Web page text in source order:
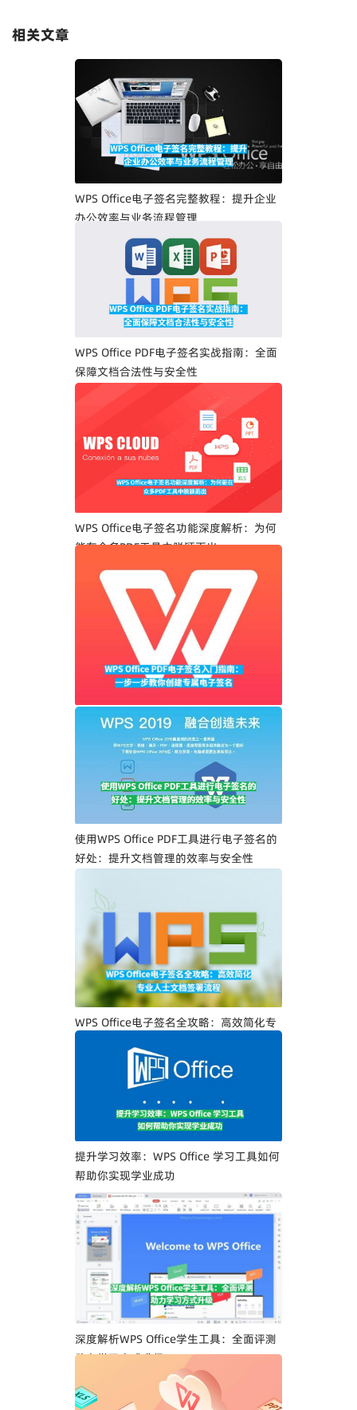
相关文章
WPS Office电子签名完整教程：提升企业
办公效率与业务流程管理
WPS Office PDF电子签名实战指南：全面
保障文档合法性与安全性
WPS Office电子签名功能深度解析：为何
能在众多PDF工具中脱颖而出
WPS Office PDF电子签名入门指南：一步
一步教你创建专属电子签名
使用WPS Office PDF工具进行电子签名的
好处：提升文档管理的效率与安全性
WPS Office电子签名全攻略：高效简化专
提升学习效率：WPS Office 学习工具如何
帮助你实现学业成功
深度解析WPS Office学生工具：全面评测
助力学习方式升级